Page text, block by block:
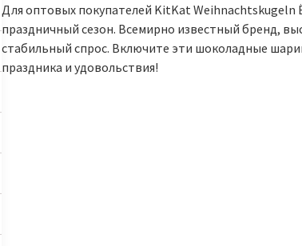
Для оптовых покупателей KitKat
праздничный сезон. Всемирно известный бренд,
стабильный спрос. Включите эти шоколадные
праздника и удовольствия!